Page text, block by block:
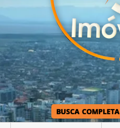
BUSCA COMPLETA